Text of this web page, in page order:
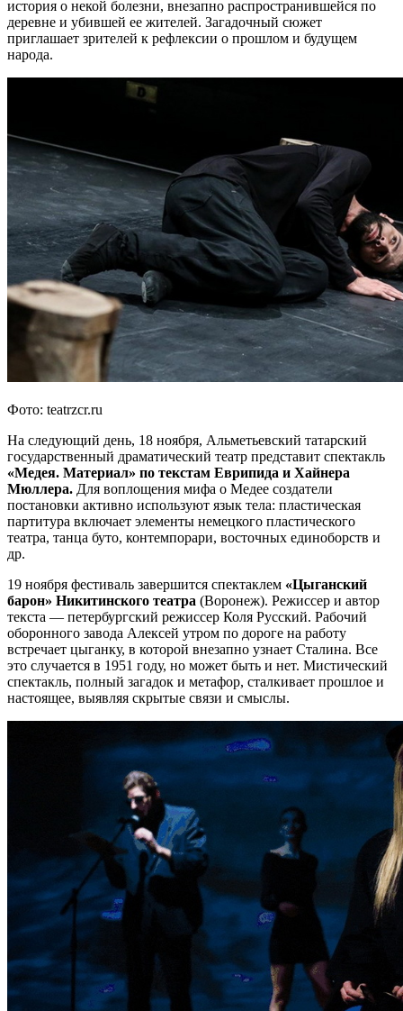
история о некой болезни, внезапно распространившейся по
деревне и убившей ее жителей. Загадочный сюжет
приглашает зрителей к рефлексии о прошлом и будущем
народа.
Фото: teatrzcr.ru
На следующий день, 18 ноября, Альметьевский татарский
государственный драматический театр представит спектакль
«Медея. Материал» по текстам Еврипида и Хайнера
Мюллера. Для воплощения мифа о Медее создатели
постановки активно используют язык тела: пластическая
партитура включает элементы немецкого пластического
театра, танца буто, контемпорари, восточных единоборств и
др.
19 ноября фестиваль завершится спектаклем «Цыганский
барон» Никитинского театра (Воронеж). Режиссер и автор
текста — петербургский режиссер Коля Русский. Рабочий
оборонного завода Алексей утром по дороге на работу
встречает цыганку, в которой внезапно узнает Сталина. Все
это случается в 1951 году, но может быть и нет. Мистический
спектакль, полный загадок и метафор, сталкивает прошлое и
настоящее, выявляя скрытые связи и смыслы.